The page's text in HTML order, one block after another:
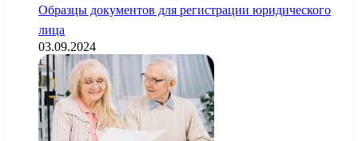
Образцы документов для регистрации юридического
лица
03.09.2024